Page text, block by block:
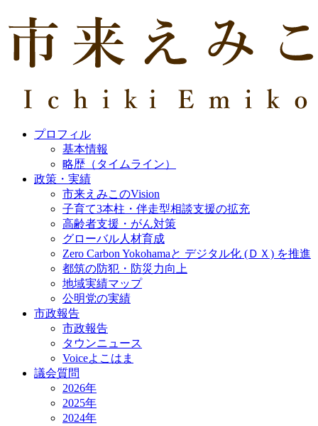
プロフィル
基本情報
略歴（タイムライン）
政策・実績
市来えみこのVision
子育て3本柱・伴走型相談支援の拡充
高齢者支援・がん対策
グローバル人材育成
Zero Carbon Yokohamaと デジタル化 (ＤＸ) を推進
都筑の防犯・防災力向上
地域実績マップ
公明党の実績
市政報告
市政報告
タウンニュース
Voiceよこはま
議会質問
2026年
2025年
2024年